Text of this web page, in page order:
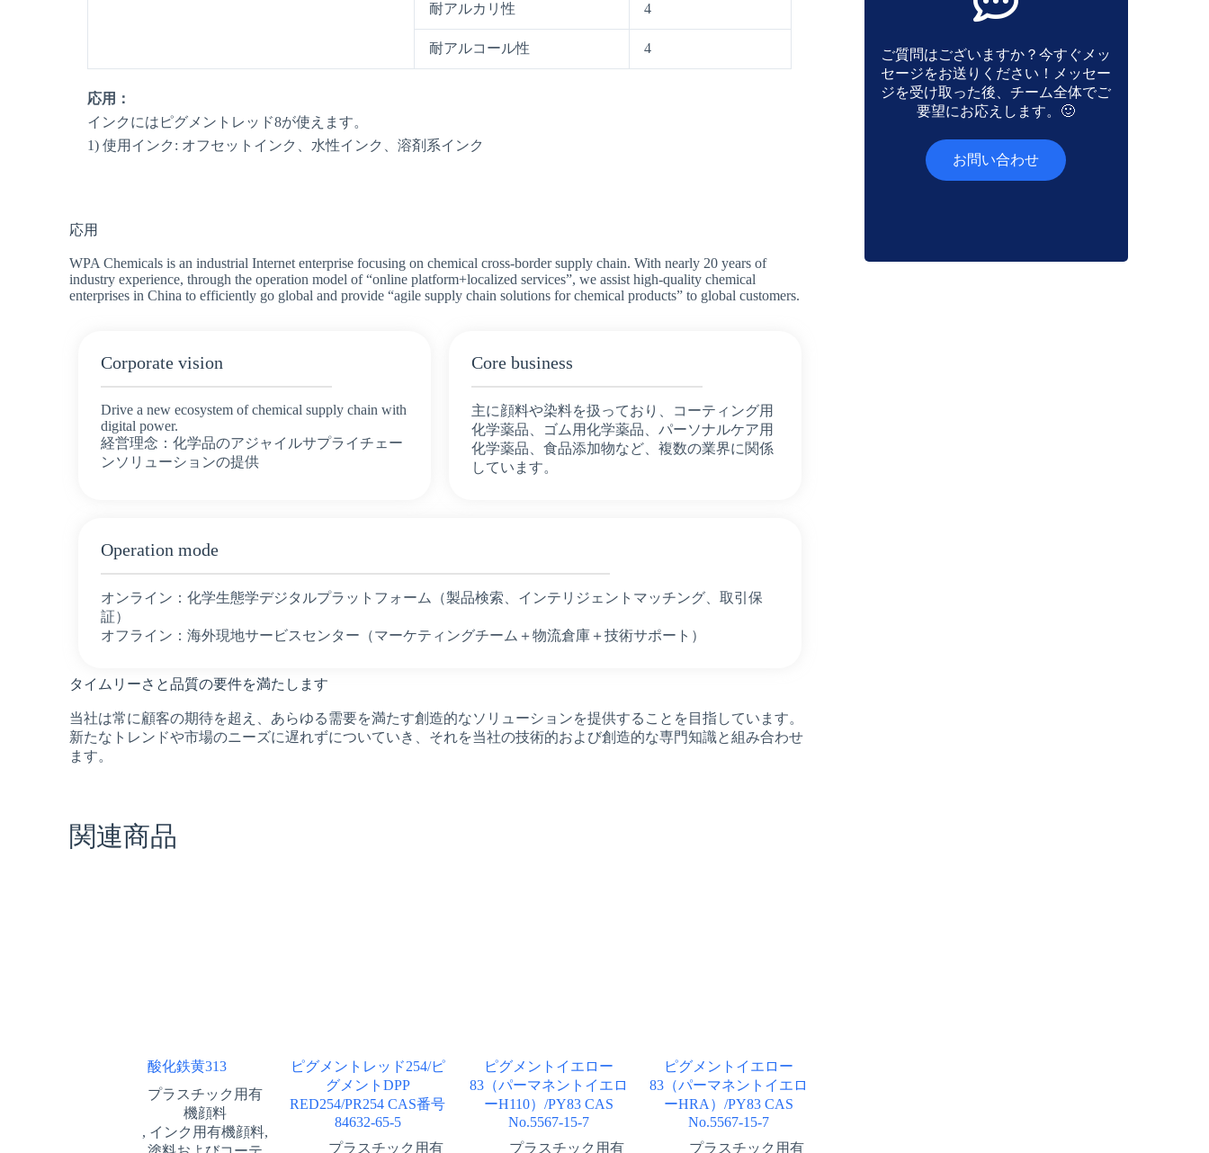
耐アルカリ性 4
耐アルコール性 4
応用：
インクにはピグメントレッド8が使えます。
1) 使用インク: オフセットインク、水性インク、溶剤系インク
応用
WPA Chemicals is an industrial Internet enterprise focusing on chemical cross-border supply chain. With nearly 20 years of
industry experience, through the operation model of “online platform+localized services”, we assist high-quality chemical
enterprises in China to efficiently go global and provide “agile supply chain solutions for chemical products” to global customers.
Corporate vision
Drive a new ecosystem of chemical supply chain with
digital power.
経営理念：化学品のアジャイルサプライチェー
ンソリューションの提供
Core business
主に顔料や染料を扱っており、コーティング用
化学薬品、ゴム用化学薬品、パーソナルケア用
化学薬品、食品添加物など、複数の業界に関係
しています。
Operation mode
オンライン：化学生態学デジタルプラットフォーム（製品検索、インテリジェントマッチング、取引保
証）
オフライン：海外現地サービスセンター（マーケティングチーム＋物流倉庫＋技術サポート）
タイムリーさと品質の要件を満たします
当社は常に顧客の期待を超え、あらゆる需要を満たす創造的なソリューションを提供することを目指しています。
新たなトレンドや市場のニーズに遅れずについていき、それを当社の技術的および創造的な専門知識と組み合わせ
ます。
関連商品
酸化鉄黄313
プラスチック用有
機顔料
, インク用有機顔料,
ピグメントレッド254/ピ
グメントDPP
RED254/PR254 CAS番号
84632-65-5
プラスチック用有
ピグメントイエロー
83（パーマネントイエロ
ーH110）/PY83 CAS
No.5567-15-7
プラスチック用有
ピグメントイエロー
83（パーマネントイエロ
ーHRA）/PY83 CAS
No.5567-15-7
プラスチック用有
ご質問はございますか？今すぐメッ
セージをお送りください！メッセー
ジを受け取った後、チーム全体でご
要望にお応えします。🙂
お問い合わせ